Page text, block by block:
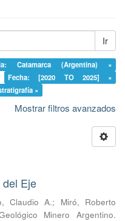
Ir
Catamarca (Argentina) ×
Fecha: [2020 TO 2025] ×
×
Mostrar filtros avanzados
Eje
Claudio A.; Miró, Roberto
Minero Argentino.